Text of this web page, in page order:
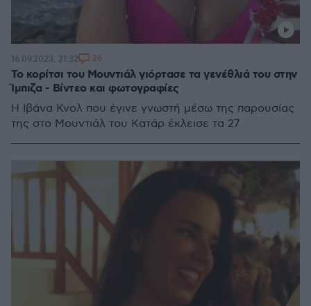
Το κορίτσι του Μουντιάλ γιόρτασε τα γενέθλιά του στην
Ίμπιζα - Βίντεο και φωτογραφίες
Η Ιβάνα Κνολ που έγινε γνωστή μέσω της παρουσίας
της στο Μουντιάλ του Κατάρ έκλεισε τα 27
16.09.2023, 21:32 26